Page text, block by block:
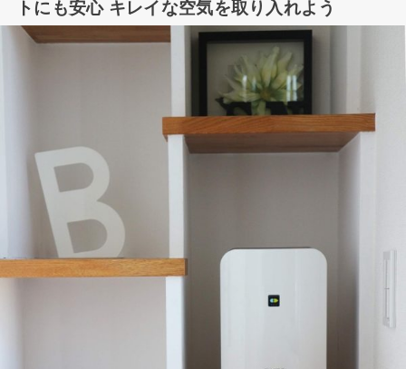
トにも安心 キレイな空気を取り入れよう